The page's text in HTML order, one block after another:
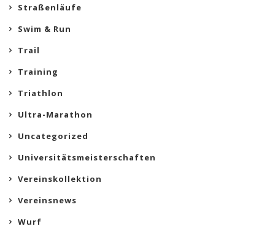
Straßenläufe
Swim & Run
Trail
Training
Triathlon
Ultra-Marathon
Uncategorized
Universitätsmeisterschaften
Vereinskollektion
Vereinsnews
Wurf